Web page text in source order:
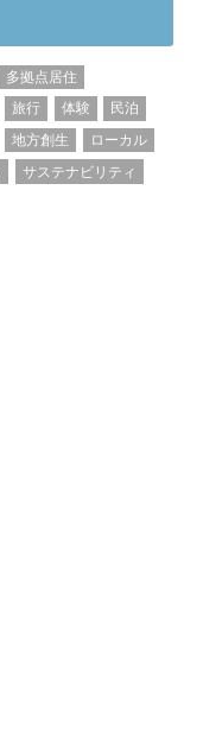
多拠点居住
旅行 体験
民泊
地方創生
ローカル
サステナビリティ